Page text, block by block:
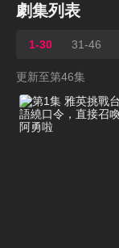
劇集列表
1-30 31-46
更新至第46集